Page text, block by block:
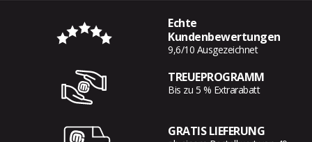
Echte
Kundenbewertungen
9,6/10 Ausgezeichnet
TREUEPROGRAMM
Bis zu 5 % Extrarabatt
GRATIS LIEFERUNG